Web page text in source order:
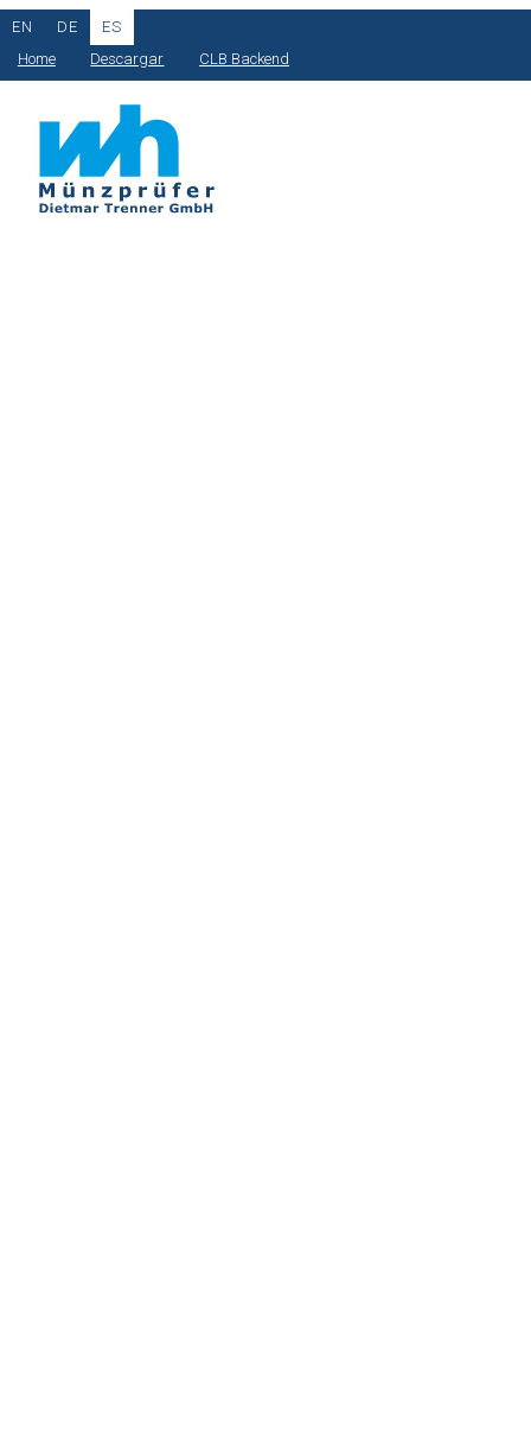
EN DE
ES
Home
Descargar CLB Backend